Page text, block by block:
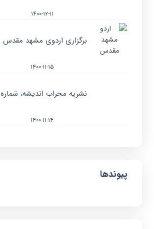
۱۴۰۰-۱۲-۱۱
برگزاری اردوی مشهد مقدس
۱۴۰۰-۱۱-۱۵
نشریه محراب اندیشه، شماره ۲۹
۱۴۰۰-۱۱-۱۴
پیوندها